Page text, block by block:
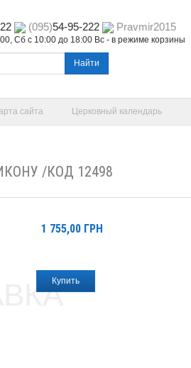
(095)54-95-222 Pravmir2015
Сб с 10:00 до 18:00 Вс - в режиме корзины
Найти
сайта Церковный календарь
/КОД 12498
1 755,00 ГРН